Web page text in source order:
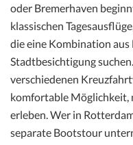
oder Bremerhaven
klassischen
die eine Kombination aus
Stadtbesichtigung
verschiedenen
komfortable Möglichkeit,
erleben. Wer in
separate Bootstour